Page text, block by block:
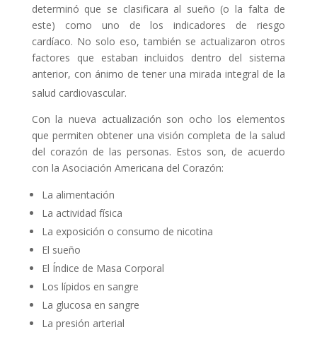
determinó que se clasificara al sueño (o la falta de
este) como uno de los indicadores de riesgo
cardíaco. No solo eso, también se actualizaron otros
factores que estaban incluidos dentro del sistema
anterior, con ánimo de tener una mirada integral de la
salud cardiovascular.
Con la nueva actualización son ocho los elementos
que permiten obtener una visión completa de la salud
del corazón de las personas. Estos son, de acuerdo
con la Asociación Americana del Corazón:
La alimentación
La actividad física
La exposición o consumo de nicotina
El sueño
El Índice de Masa Corporal
Los lípidos en sangre
La glucosa en sangre
La presión arterial